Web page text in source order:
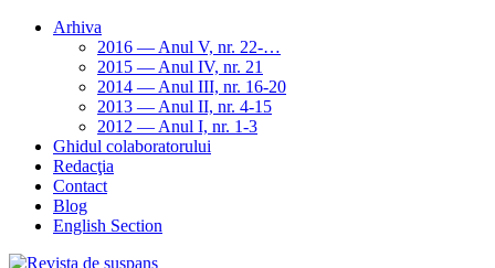
Arhiva
2016 — Anul V, nr. 22-…
2015 — Anul IV, nr. 21
2014 — Anul III, nr. 16-20
2013 — Anul II, nr. 4-15
2012 — Anul I, nr. 1-3
Ghidul colaboratorului
Redacţia
Contact
Blog
English Section